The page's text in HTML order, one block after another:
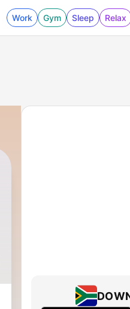
Work Gym Sleep Relax